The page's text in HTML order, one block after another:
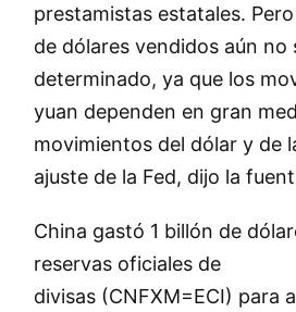
prestamistas estatales.
de dólares vendidos aún no
determinado, ya que los
yuan dependen en gran
movimientos del dólar y de
ajuste de la Fed, dijo la
China gastó 1 billón de
reservas oficiales de
divisas (CNFXM=ECI) para